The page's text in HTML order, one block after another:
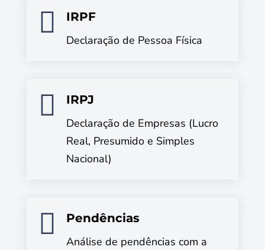

IRPF
Declaração de Pessoa Física

IRPJ
Declaração de Empresas (Lucro
Real, Presumido e Simples
Nacional)

Pendências
Análise de pendências com a